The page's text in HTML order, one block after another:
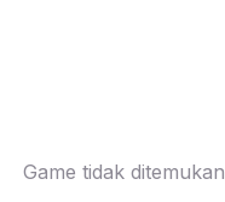
Game tidak ditemukan